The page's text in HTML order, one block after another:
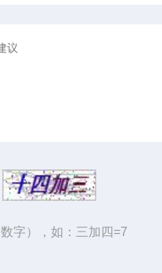
字），如：三加四=7